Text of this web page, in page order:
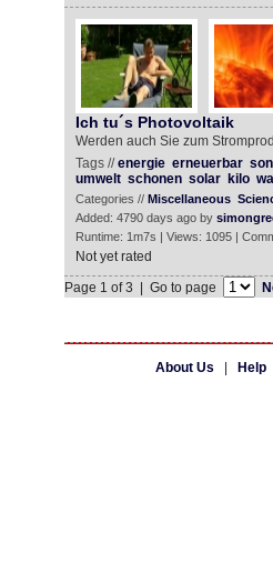
Ich tu´s Photovoltaik
Werden auch Sie zum
Tags //energie erneuerbar
umwelt schonen solar kilo
Categories // Miscellaneous
Added: 4790 days ago by
Runtime: 1m7s | Views: 1095 |
Not yet rated
Page 1 of 3 | Go to page
About Us Help